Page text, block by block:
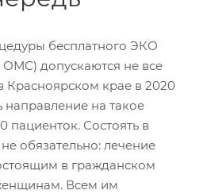
бесплатного ЭКО
ОМС) допускаются не все
Красноярском крае в 2020
направление на такое
пациенток. Состоять в
обязательно: лечение
в гражданском
Всем им